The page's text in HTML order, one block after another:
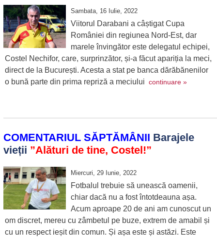
Sambata, 16 Iulie, 2022
Viitorul Darabani a câștigat Cupa
României din regiunea Nord-Est, dar
marele învingător este delegatul echipei,
Costel Nechifor, care, surprinzător, și-a făcut apariția la meci,
direct de la București. Acesta a stat pe banca dărăbănenilor
o bună parte din prima repriză a meciului continuare »
COMENTARIUL SĂPTĂMÂNII Barajele
vieții ”Alături de tine, Costel!”
Miercuri, 29 Iunie, 2022
Fotbalul trebuie să unească oamenii,
chiar dacă nu a fost întotdeauna așa.
Acum aproape 20 de ani am cunoscut un
om discret, mereu cu zâmbetul pe buze, extrem de amabil și
cu un respect ieșit din comun. Și așa este și astăzi. Este